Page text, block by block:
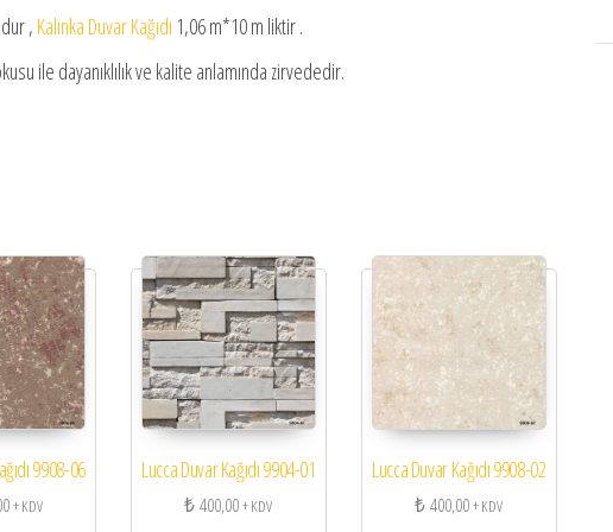
, Kalınka Duvar Kağıdı 1,06 m*10 m liktir .
ile dayanıklılık ve kalite anlamında zirvededir.
9908-06
+ KDV
Lucca Duvar Kağıdı 9904-01
₺400,00+ KDV
Lucca Duvar Kağıdı 9908-02
₺400,00+ KDV